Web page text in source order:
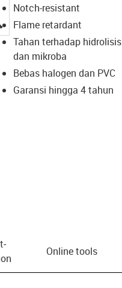
igus-icon-lupe
Notch-resistant
Flame retardant
Tahan terhadap hidrolisis
dan mikroba
Bebas halogen dan PVC
Garansi hingga 4 tahun
Online tools